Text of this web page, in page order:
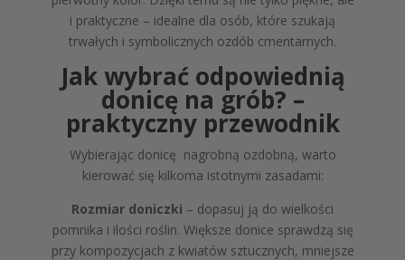
i praktyczne – idealne dla osób, które szukają
trwałych i symbolicznych ozdób cmentarnych.
Jak wybrać odpowiednią
donicę na grób? –
praktyczny przewodnik
Wybierając donicę nagrobną ozdobną, warto
kierować się kilkoma istotnymi zasadami:
Rozmiar doniczki – dopasuj ją do wielkości
pomnika i ilości roślin. Większe donice sprawdzą się
przy kompozycjach z kwiatów sztucznych, mniejsze